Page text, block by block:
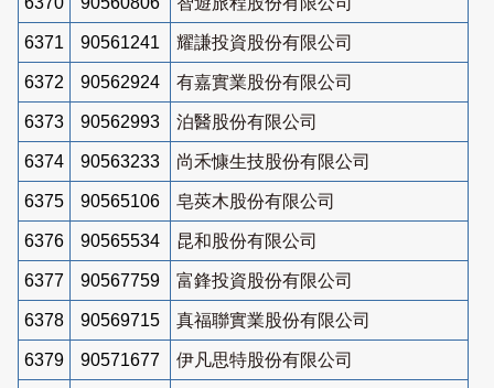
6371 90561241 耀謙投資股份有限公司
6372 90562924 有嘉實業股份有限公司
6373 90562993 泊醫股份有限公司
6374 90563233 尚禾慷生技股份有限公司
6375 90565106 皂莢木股份有限公司
6376 90565534 昆和股份有限公司
6377 90567759 富鋒投資股份有限公司
6378 90569715 真福聯實業股份有限公司
6379 90571677 伊凡思特股份有限公司